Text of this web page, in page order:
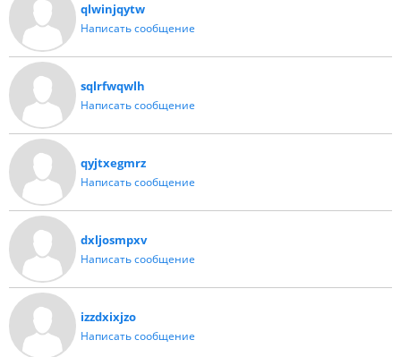
qlwinjqytw
Написать сообщение
sqlrfwqwlh
Написать сообщение
qyjtxegmrz
Написать сообщение
dxljosmpxv
Написать сообщение
izzdxixjzo
Написать сообщение